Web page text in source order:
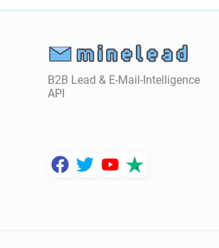
B2B Lead & E-Mail-Intelligence
API